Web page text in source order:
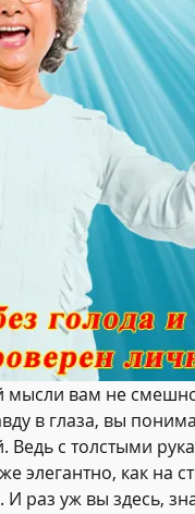
мысли вам не
в глаза, вы
Ведь с толстыми
элегантно, как на
И раз уж вы здесь,